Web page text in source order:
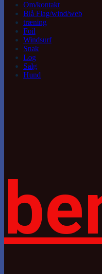
Om/kontakt
Blå Flag/wind/web
træning
Foil
Windsurf
Snak
Log
Salg
Hund